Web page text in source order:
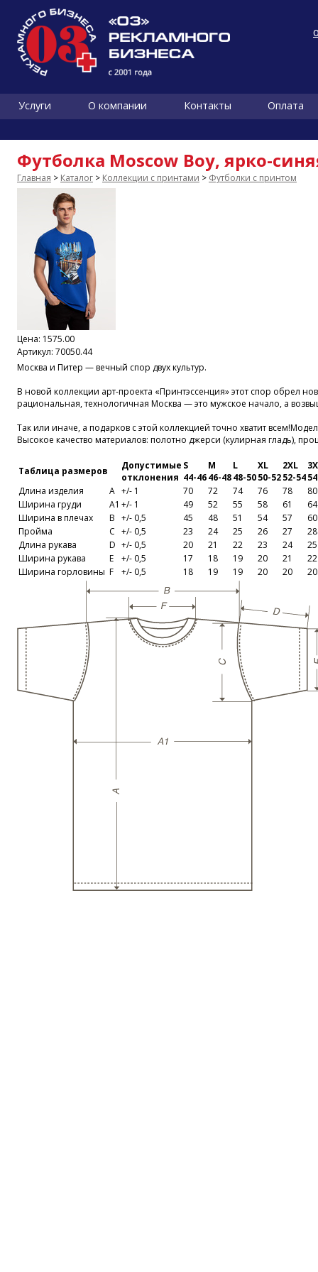
Услуги О компании Контакты Оплата
Футболка Moscow Boy, ярко-
Главная > Каталог > Коллекции с принтами > Футболки с принтом
Цена: 1575.00
Артикул: 70050.44
Москва и Питер — вечный спор двух культур.
В новой коллекции арт-проекта «Принтэссенция» этот спор обрел
рациональная, технологичная Москва — это мужское начало, а
Так или иначе, а подарков с этой коллекцией точно хватит
Высокое качество материалов: полотно джерси (кулирная гладь),
Таблица размеров
Допустимые
отклонения
S
44-46
M
46-48
L
48-50
XL
50-52
2XL
52-54
Длина изделия
A +/- 1 70 72 74 76 78
80
Ширина груди
A1 +/- 1 49 52 55 58 61
64
Ширина в плечах
B +/- 0,5 45 48 51 54 57
60
Пройма
C +/- 0,5 23 24 25 26 27
28
Длина рукава
D +/- 0,5 20 21 22 23 24
25
Ширина рукава
E +/- 0,5 17 18 19 20 21
22
Ширина горловины F +/- 0,5 18 19 19 20 20